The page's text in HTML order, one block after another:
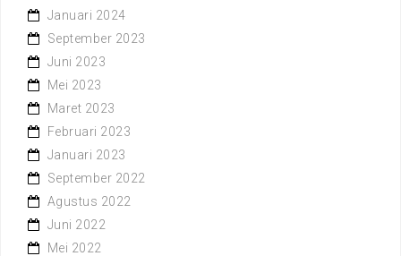
Januari 2024
September 2023
Juni 2023
Mei 2023
Maret 2023
Februari 2023
Januari 2023
September 2022
Agustus 2022
Juni 2022
Mei 2022